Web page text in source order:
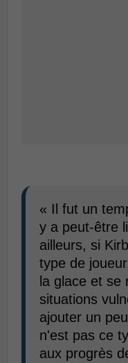
« Il fut un
y a peut-être
ailleurs, si
type de
la glace et se
situations
ajouter un
n'est pas ce
aux progrès